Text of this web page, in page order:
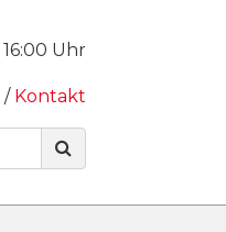
16:00 Uhr
/ Kontakt